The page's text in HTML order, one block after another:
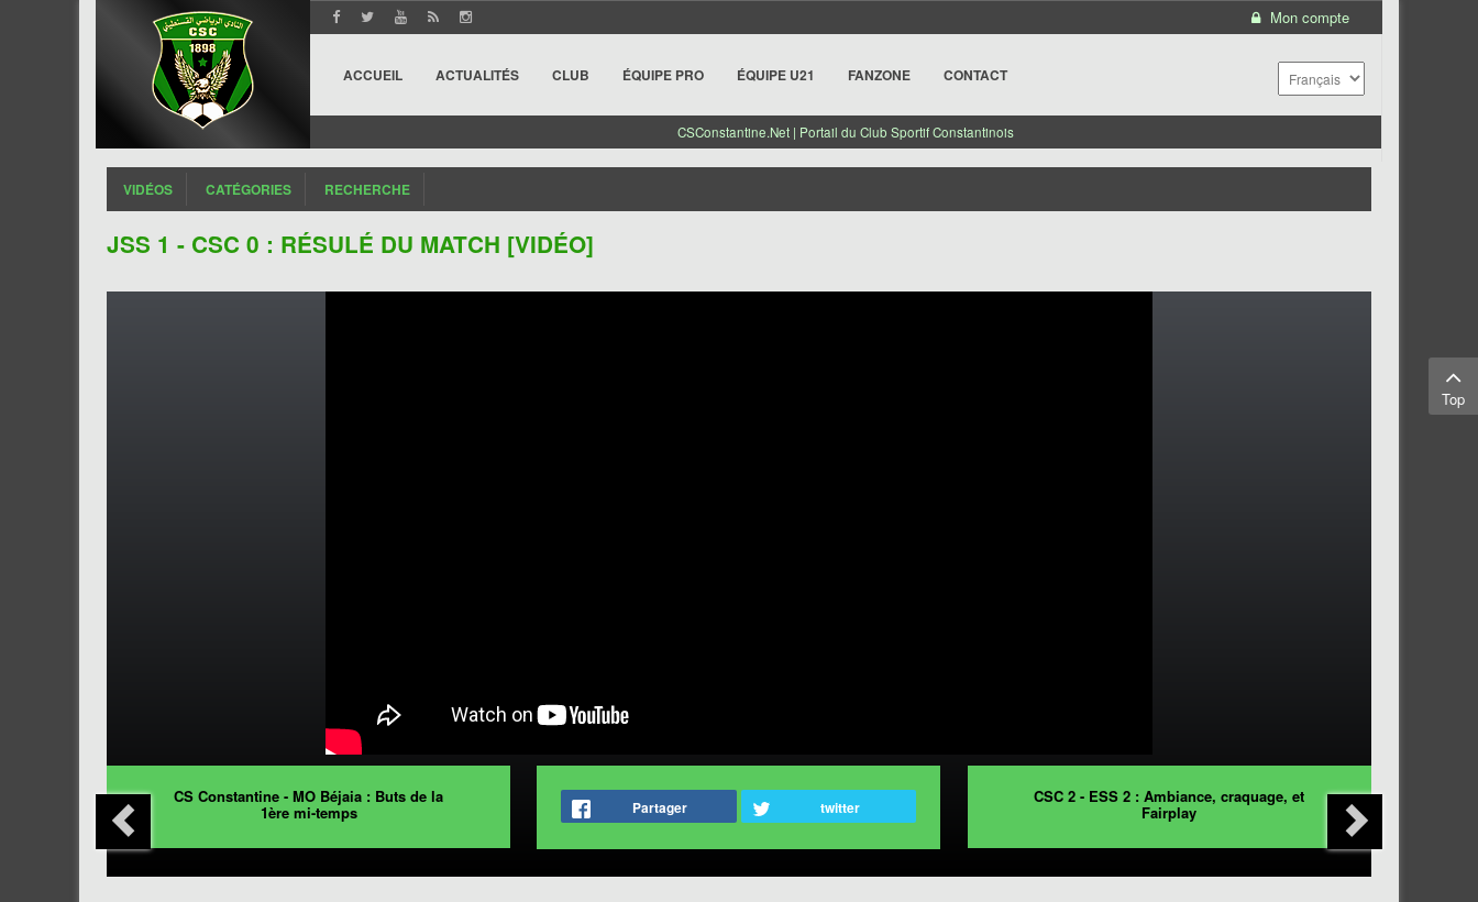
Mon compte
ACCUEIL ACTUALITÉS CLUB ÉQUIPE PRO ÉQUIPE U21 FANZONE CONTACT
CSConstantine.Net | Portail du Club Sportif Constantinois
VIDÉOS CATÉGORIES RECHERCHE
JSS 1 - CSC 0 : RÉSULÉ DU MATCH [VIDÉO]
CS Constantine - MO Béjaia : Buts de la
1ère mi-temps Partager twitter
CSC 2 - ESS 2 : Ambiance, craquage, et
Fairplay
Top